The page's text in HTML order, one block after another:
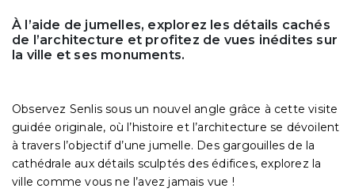
À l’aide de jumelles, explorez les détails cachés
de l’architecture et profitez de vues inédites sur
la ville et ses monuments.
Observez Senlis sous un nouvel angle grâce à cette visite
guidée originale, où l’histoire et l’architecture se dévoilent
à travers l’objectif d’une jumelle. Des gargouilles de la
cathédrale aux détails sculptés des édifices, explorez la
ville comme vous ne l’avez jamais vue !